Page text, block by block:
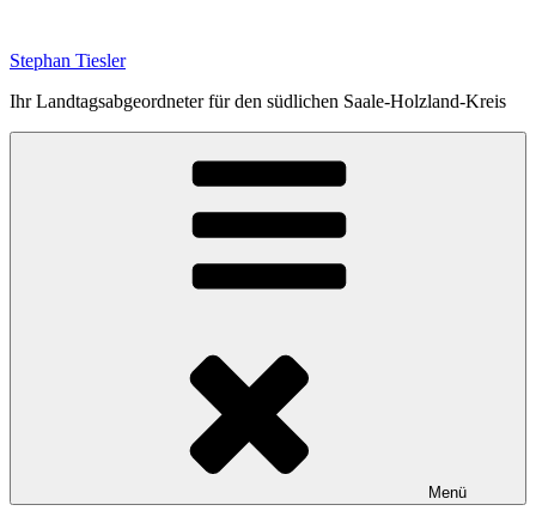
springen
Stephan Tiesler
Ihr Landtagsabgeordneter für den südlichen Saale-Holzland-Kreis
Menü